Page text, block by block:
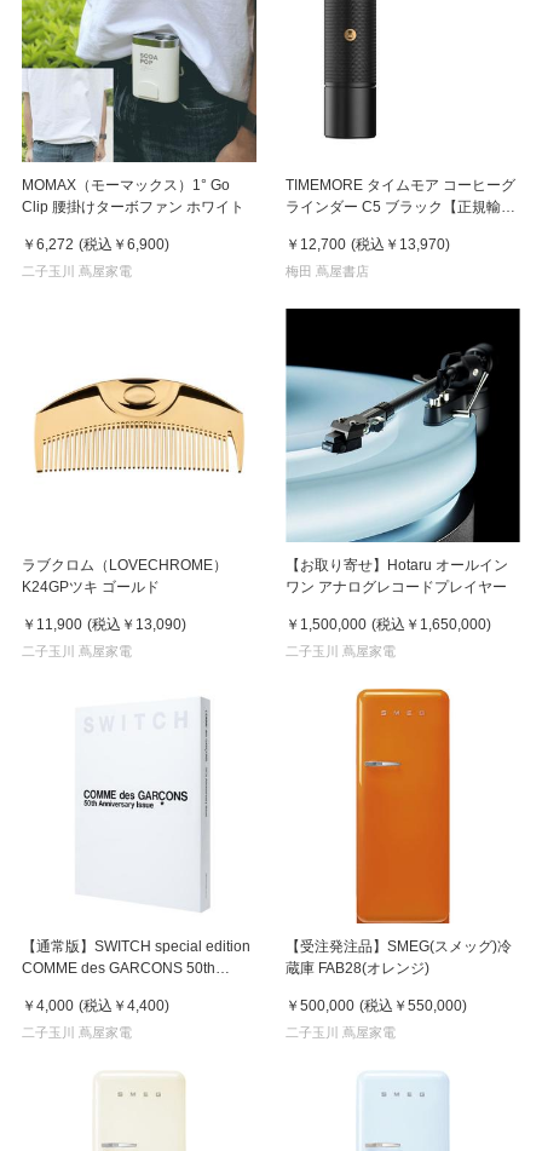
MOMAX（モーマックス）1° Go
Clip 腰掛けターボファン ホワイト
￥6,272 (税込 ￥6,900)
二子玉川 蔦屋家電
TIMEMORE タイムモア コーヒーグ
ラインダー C5 ブラック【正規輸入
￥12,700 (税込 ￥13,970)
梅田 蔦屋書店
ラブクロム（LOVECHROME）
K24GPツキ ゴールド
￥11,900 (税込 ￥13,090)
二子玉川 蔦屋家電
【お取り寄せ】Hotaru オールイン
ワン アナログレコードプレイヤー
￥1,500,000 (税込 ￥1,650,000)
二子玉川 蔦屋家電
【通常版】SWITCH special edition
COMME des GARCONS 50th
￥4,000 (税込 ￥4,400)
二子玉川 蔦屋家電
【受注発注品】SMEG(スメッグ)冷
蔵庫 FAB28(オレンジ)
￥500,000 (税込 ￥550,000)
二子玉川 蔦屋家電